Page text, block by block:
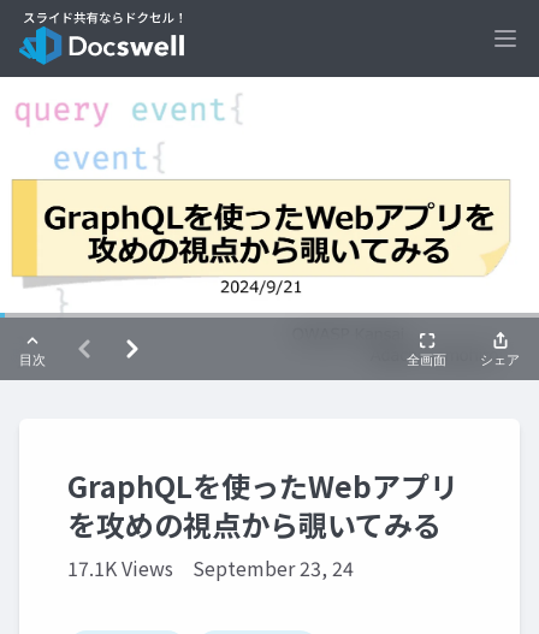
GraphQLを使ったWebアプリ
を攻めの視点から覗いてみる
17.1K Views September 23, 24